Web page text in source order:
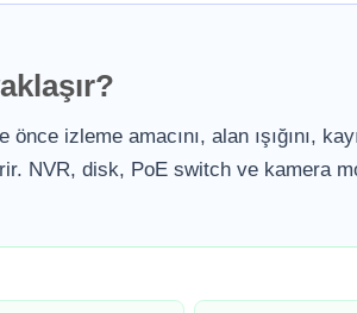
izleme amacını, alan ışığını,
NVR, disk, PoE switch ve kamera